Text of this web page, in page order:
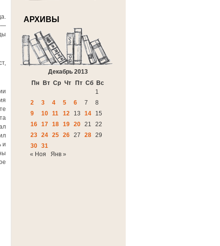
—
и
АРХИВЫ
Декабрь 2013
Пн
Вт Ср Чт Пт Сб Вс
1
2
3 4 5 6 7
8
9
10 11 12 13 14
15
16 17 18 19 20 21
22
23 24 25 26 27 28 29
30 31
« Ноя
Янв »